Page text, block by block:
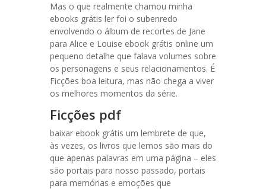
Mas o que realmente chamou minha
ebooks grátis ler foi o subenredo
envolvendo o álbum de recortes de Jane
para Alice e Louise ebook grátis online um
pequeno detalhe que falava volumes sobre
os personagens e seus relacionamentos. É
Ficções boa leitura, mas não chega a viver
os melhores momentos da série.
Ficções pdf
baixar ebook grátis um lembrete de que,
às vezes, os livros que lemos são mais do
que apenas palavras em uma página – eles
são portais para nosso passado, portais
para memórias e emoções que